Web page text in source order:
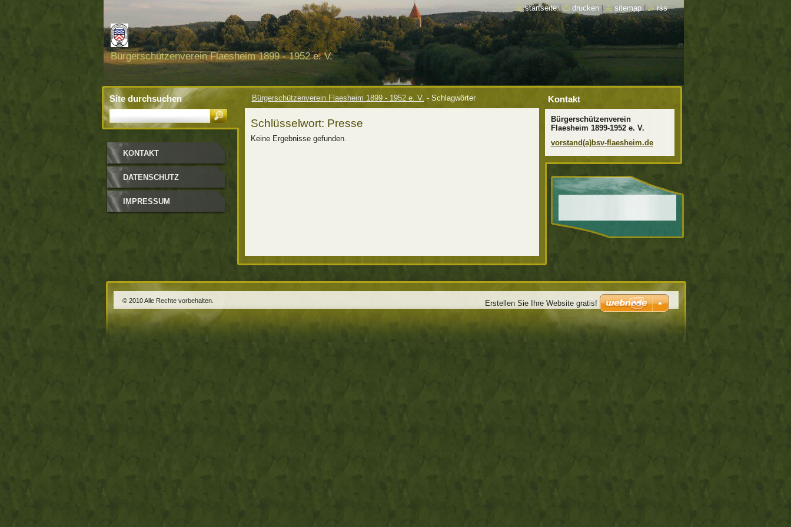
Bürgerschützenverein Flaesheim 1899 - 1952 e. V.
Bürgerschützenverein Flaesheim 1899 - 1952 e. V. - Schlagwörter
Schlüsselwort: Presse
Keine Ergebnisse gefunden.
KONTAKT
DATENSCHUTZ
IMPRESSUM
Kontakt
Bürgerschützenverein
Flaesheim 1899-1952 e. V.
vorstand(a)bsv-flaesheim.de
Site durchsuchen
startseite | drucken sitemap | rss
© 2010 Alle Rechte vorbehalten. Erstellen Sie Ihre Website gratis!